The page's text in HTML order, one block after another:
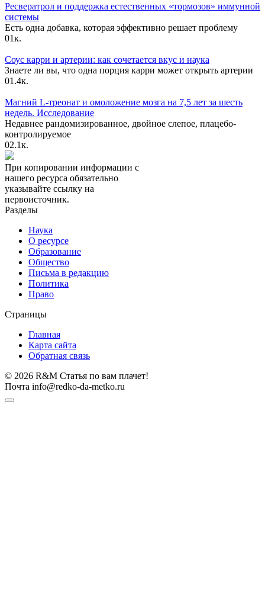
Ресвератрол и поддержка естественных «тормозов» иммунной
системы
Есть одна добавка, которая эффективно решает проблему
01к.
Соус карри и артерии: как сочетается вкус и наука
Знаете ли вы, что одна порция карри может открыть артерии
01.4к.
Магний L-треонат и омоложение мозга на 7,5 лет за шесть
недель. Исследование
Недавнее рандомизированное, двойное слепое, плацебо-
контролируемое
02.1к.
При копировании информации с
нашего ресурса обязательно
указывайте ссылку на
первоисточник.
Разделы
Наука
О ресурсе
Образование
Общество
Письма в редакцию
Политика
Право
Страницы
Главная
Карта сайта
Обратная связь
© 2026 R&M Статья по вам плачет!
Почта info@redko-da-metko.ru